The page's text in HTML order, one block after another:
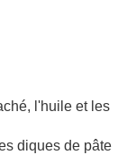
l'huile et les
diques de pâte